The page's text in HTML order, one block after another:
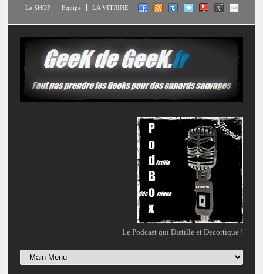
Le SHOP Equipe LA VITRINE
Le Podcast qui Distille et Decortique !